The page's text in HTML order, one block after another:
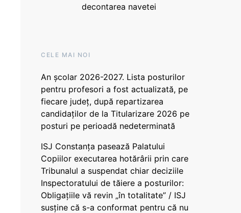
decontarea navetei
CELE MAI NOI
An școlar 2026-2027. Lista posturilor
pentru profesori a fost actualizată, pe
fiecare județ, după repartizarea
candidaților de la Titularizare 2026 pe
posturi pe perioadă nedeterminată
ISJ Constanța pasează Palatului
Copiilor executarea hotărârii prin care
Tribunalul a suspendat chiar deciziile
Inspectoratului de tăiere a posturilor:
Obligațiile vă revin „în totalitate” / ISJ
susține că s-a conformat pentru că nu